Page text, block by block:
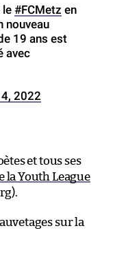
le #FCMetz en
nouveau
19 ans est
avec
2022
et tous ses
la Youth League
sur la